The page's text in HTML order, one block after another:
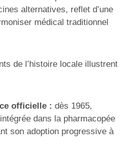
alternatives, reflet d’une
médical traditionnel
de l’histoire locale illustrent
officielle : dès 1965,
dans la pharmacopée
son adoption progressive à